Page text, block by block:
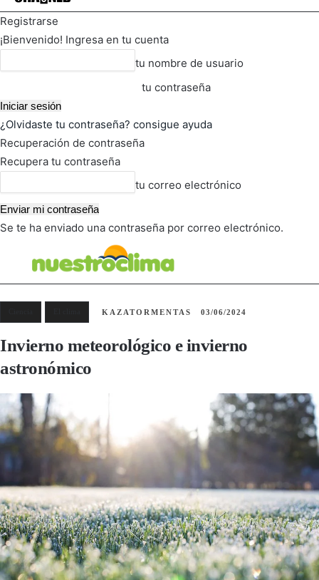
Registrarse
¡Bienvenido! Ingresa en tu cuenta
tu nombre de usuario
tu contraseña
¿Olvidaste tu contraseña? consigue ayuda
Recuperación de contraseña
Recupera tu contraseña
tu correo electrónico
Se te ha enviado una contraseña por correo electrónico.
KAZATORMENTAS 03/06/2024
Invierno meteorológico e invierno
astronómico